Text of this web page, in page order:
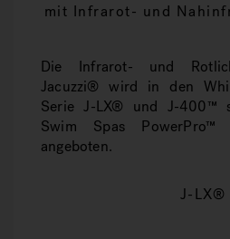
mit Infrarot- und
Die Infrarot- und
Jacuzzi® wird in den
Serie J-LX® und J-400™
Swim Spas PowerPro™
angeboten.
J-LX®